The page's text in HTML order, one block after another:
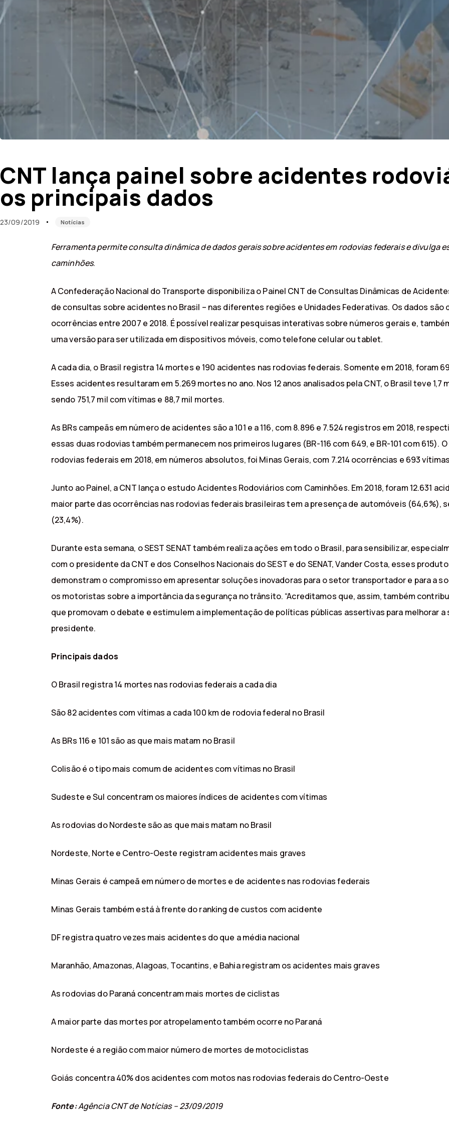
CNT lança painel sobre acidentes
os principais dados
23/09/2019 Notícias
Ferramenta permite consulta dinâmica de dados gerais sobre acidentes em rodovias federais e divulga
caminhões.
A Confederação Nacional do Transporte disponibiliza o Painel CNT de Consultas Dinâmicas de
de consultas sobre acidentes no Brasil – nas diferentes regiões e Unidades Federativas. Os dados são
ocorrências entre 2007 e 2018. É possível realizar pesquisas interativas sobre números gerais e,
uma versão para ser utilizada em dispositivos móveis, como telefone celular ou tablet.
A cada dia, o Brasil registra 14 mortes e 190 acidentes nas rodovias federais. Somente em 2018, foram
Esses acidentes resultaram em 5.269 mortes no ano. Nos 12 anos analisados pela CNT, o Brasil teve
sendo 751,7 mil com vítimas e 88,7 mil mortes.
As BRs campeãs em número de acidentes são a 101 e a 116, com 8.896 e 7.524 registros em 2018,
essas duas rodovias também permanecem nos primeiros lugares (BR-116 com 649, e BR-101 com
rodovias federais em 2018, em números absolutos, foi Minas Gerais, com 7.214 ocorrências e 693
Junto ao Painel, a CNT lança o estudo Acidentes Rodoviários com Caminhões. Em 2018, foram 12.631
maior parte das ocorrências nas rodovias federais brasileiras tem a presença de automóveis (64,6%),
(23,4%).
Durante esta semana, o SEST SENAT também realiza ações em todo o Brasil, para sensibilizar,
com o presidente da CNT e dos Conselhos Nacionais do SEST e do SENAT, Vander Costa, esses
demonstram o compromisso em apresentar soluções inovadoras para o setor transportador e para a
os motoristas sobre a importância da segurança no trânsito. “Acreditamos que, assim, também
que promovam o debate e estimulem a implementação de políticas públicas assertivas para melhorar a
presidente.
Principais dados
O Brasil registra 14 mortes nas rodovias federais a cada dia
São 82 acidentes com vítimas a cada 100 km de rodovia federal no Brasil
As BRs 116 e 101 são as que mais matam no Brasil
Colisão é o tipo mais comum de acidentes com vítimas no Brasil
Sudeste e Sul concentram os maiores índices de acidentes com vítimas
As rodovias do Nordeste são as que mais matam no Brasil
Nordeste, Norte e Centro-Oeste registram acidentes mais graves
Minas Gerais é campeã em número de mortes e de acidentes nas rodovias federais
Minas Gerais também está à frente do ranking de custos com acidente
DF registra quatro vezes mais acidentes do que a média nacional
Maranhão, Amazonas, Alagoas, Tocantins, e Bahia registram os acidentes mais graves
As rodovias do Paraná concentram mais mortes de ciclistas
A maior parte das mortes por atropelamento também ocorre no Paraná
Nordeste é a região com maior número de mortes de motociclistas
Goiás concentra 40% dos acidentes com motos nas rodovias federais do Centro-Oeste
Fonte:Agência CNT de Notícias – 23/09/2019